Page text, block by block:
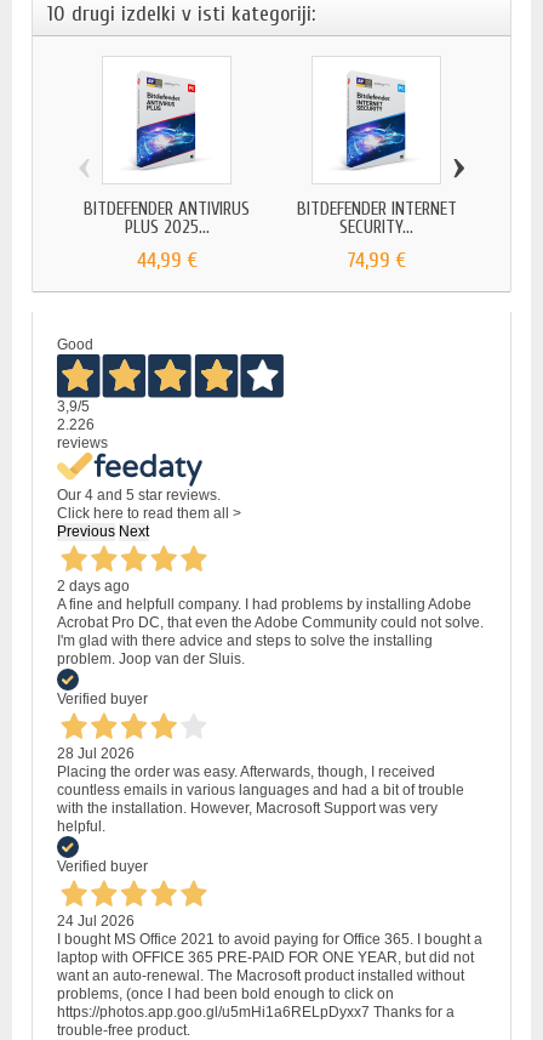
10 drugi izdelki v isti kategoriji:
BITDEFENDER ANTIVIRUS
PLUS 2025...
44,99 €
BITDEFENDER INTERNET
SECURITY...
74,99 €
‹ ›
Good
3,9/5
2.226
reviews
Our 4 and 5 star reviews.
Click here to read them all >
Previous Next
2 days ago
A fine and helpfull company. I had problems by installing Adobe
Acrobat Pro DC, that even the Adobe Community could not solve.
I'm glad with there advice and steps to solve the installing
problem. Joop van der Sluis.
Verified buyer
28 Jul 2026
Placing the order was easy. Afterwards, though, I received
countless emails in various languages and had a bit of trouble
with the installation. However, Macrosoft Support was very
helpful.
Verified buyer
24 Jul 2026
I bought MS Office 2021 to avoid paying for Office 365. I bought a
laptop with OFFICE 365 PRE-PAID FOR ONE YEAR, but did not
want an auto-renewal. The Macrosoft product installed without
problems, (once I had been bold enough to click on
https://photos.app.goo.gl/u5mHi1a6RELpDyxx7 Thanks for a
trouble-free product.